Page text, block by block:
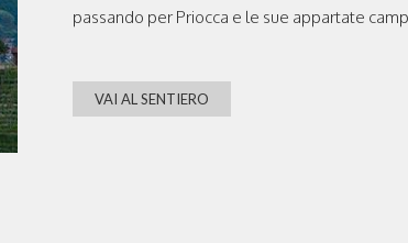
passando per Priocca e le sue appartate
VAI AL SENTIERO